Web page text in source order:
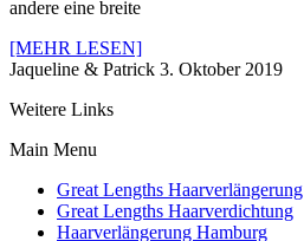
andere eine breite
[MEHR LESEN]
Jaqueline & Patrick 3. Oktober 2019
Weitere Links
Main Menu
Great Lengths Haarverlängerung
Great Lengths Haarverdichtung
Haarverlängerung Hamburg